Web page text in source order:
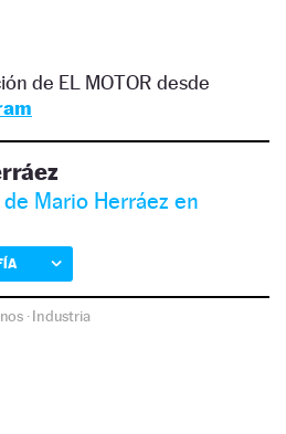
de EL MOTOR desde
Mario Herráez en
·Industria